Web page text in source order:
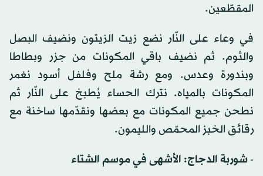
المقطّعين.
في وعاء على النّار نضع زيت الزيتون ونضيف البصل
والثوم. ثم نضيف باقي المكونات من جزر وبطاطا
وبندورة وعدس. ومع رشة ملح وفلفل أسود نغمر
المكونات بالمياه. نترك الحساء يُطبخ على النّار ثم
نطحن جميع المكونات مع بعضها ونقدّمها ساخنة مع
رقائق الخبز المحمّص والليمون.
- شوربة الدجاج: الأشهى في موسم الشتاء